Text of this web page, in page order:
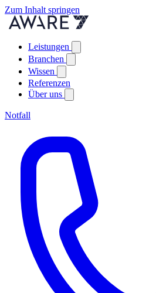
Zum Inhalt springen
Leistungen
Branchen
Wissen
Referenzen
Über uns
Notfall